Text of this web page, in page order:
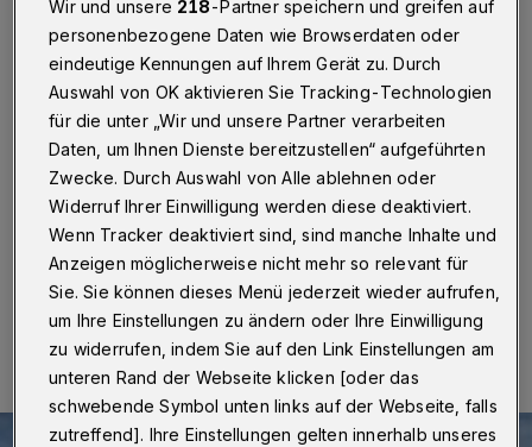
Wuppertal· Seit gut drei Wochen läuft die Befragung
für den Wuppertaler Mietspiegel 2020. Ziel dabei ist es,
die aktuellen Mietpreise zu ermitteln und Veränderungen
seit der letzten Erhebung 2018 abzufragen. Die Stadt
bittet Immobilieneigentümer darum, sich an der
Erhebung zu beteiligen. Nur bei einem guten Rücklauf
lässt sich ein qualifizierter Mietspiegel erstellen.
Eine Minute Lesezeit
Wir und unsere 218-Partner speichern und greifen auf
personenbezogene Daten wie Browserdaten oder
eindeutige Kennungen auf Ihrem Gerät zu. Durch
Auswahl von OK aktivieren Sie Tracking-Technologien
für die unter „Wir und unsere Partner verarbeiten
Daten, um Ihnen Dienste bereitzustellen“ aufgeführten
Zwecke. Durch Auswahl von Alle ablehnen oder
Widerruf Ihrer Einwilligung werden diese deaktiviert.
Wenn Tracker deaktiviert sind, sind manche Inhalte und
Anzeigen möglicherweise nicht mehr so relevant für
Sie. Sie können dieses Menü jederzeit wieder aufrufen,
um Ihre Einstellungen zu ändern oder Ihre Einwilligung
zu widerrufen, indem Sie auf den Link Einstellungen am
unteren Rand der Webseite klicken [oder das
schwebende Symbol unten links auf der Webseite, falls
zutreffend]. Ihre Einstellungen gelten innerhalb unseres